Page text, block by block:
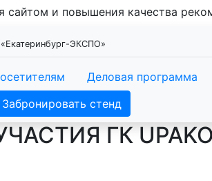
сайтом и повышения качества
ЭКСПО»
Деловая программа
Забронировать стенд
ГК